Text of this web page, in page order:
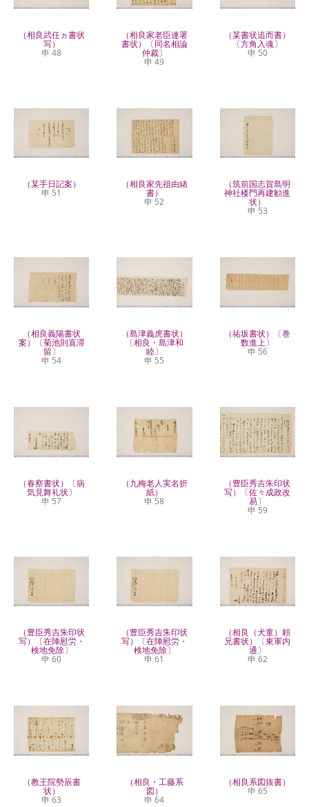
（相良武任ヵ書状
写）
申 48
（相良家老臣連署
書状）〔同名相論
仲裁〕
申 49
（某書状追而書）
〔方角入魂〕
申 50
（某手日記案）
申 51
（相良家先祖由緒
書）
申 52
（筑前国志賀島明
神社楼門再建勧進
状）
申 53
（相良義陽書状
案）〔菊池則直滞
留〕
申 54
（島津義虎書状）
〔相良・島津和
睦〕
申 55
（祐坂書状）〔巻
数進上〕
申 56
（春察書状）〔病
気見舞礼状〕
申 57
（九梅老人実名折
紙）
申 58
（豊臣秀吉朱印状
写）〔佐々成政改
易〕
申 59
（豊臣秀吉朱印状
写）〔在陣慰労・
検地免除〕
申 60
（豊臣秀吉朱印状
写）〔在陣慰労・
検地免除〕
申 61
（相良（犬童）頼
兄書状）〔東軍内
通〕
申 62
（教王院勢辰書
状）
申 63
（相良・工藤系
図）
申 64
（相良系図抜書）
申 65